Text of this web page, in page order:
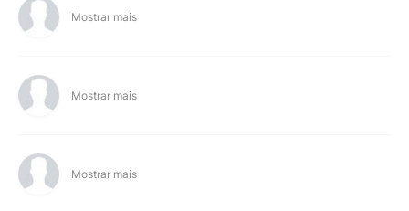
Mostrar mais
Mostrar mais
Mostrar mais